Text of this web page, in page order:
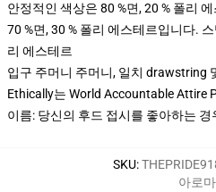
안정적인 색상은 80 %면, 20 % 폴리
70 %면, 30 % 폴리 에스테르입니다.
리 에스테르
입구 주머니 주머니, 일치 drawstring
Ethically는 World Accountable Attire
이름: 당신의 후드 접시를 좋아하는 경
SKU:
아로